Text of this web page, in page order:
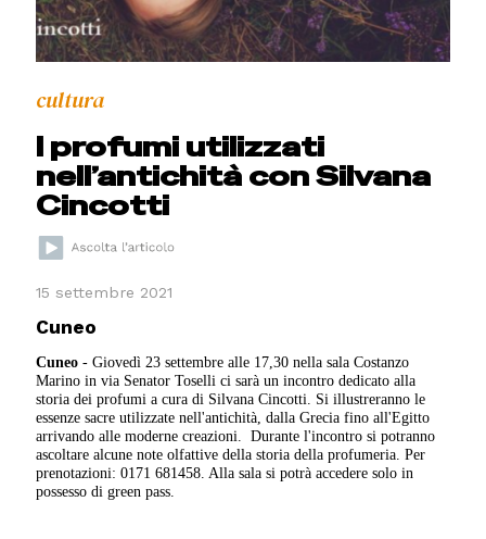
cultura
I profumi utilizzati
nell’antichità con Silvana
Cincotti
15 settembre 2021
Cuneo
Cuneo - Giovedì 23 settembre alle 17,30 nella sala Costanzo
Marino in via Senator Toselli ci sarà un incontro dedicato alla
storia dei profumi a cura di Silvana Cincotti. Si illustreranno le
essenze sacre utilizzate nell'antichità, dalla Grecia fino all'Egitto
arrivando alle moderne creazioni. Durante l'incontro si potranno
ascoltare alcune note olfattive della storia della profumeria. Per
prenotazioni: 0171 681458. Alla sala si potrà accedere solo in
possesso di green pass.